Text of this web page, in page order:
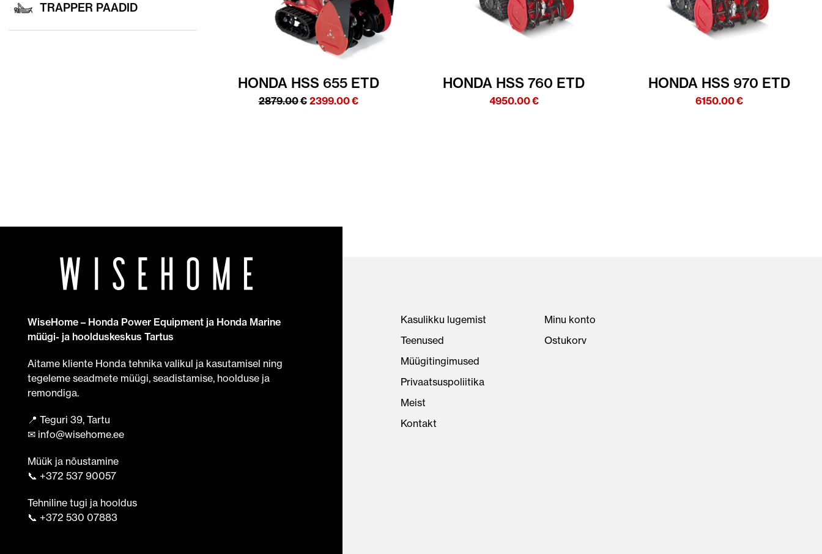
TRAPPER PAADID
HONDA HSS 655 ETD
2879.00€ Algne
2399.00€Praegune
HONDA HSS 760 ETD
4950.00€
HONDA HSS 970 ETD
6150.00€
WiseHome – Honda Power Equipment ja Honda Marine
müügi- ja hoolduskeskus Tartus
Aitame kliente Honda tehnika valikul ja kasutamisel ning
tegeleme seadmete müügi, seadistamise, hoolduse ja
remondiga.
📍 Teguri 39, Tartu
✉ info@wisehome.ee
Müük ja nõustamine
📞 +372 537 90057
Tehniline tugi ja hooldus
📞 +372 530 07883
Kasulikku lugemist
Teenused
Müügitingimused
Privaatsuspoliitika
Meist
Kontakt
Minu konto
Ostukorv